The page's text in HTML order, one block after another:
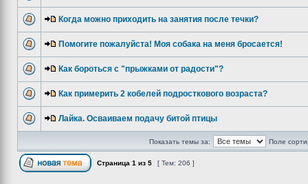
Когда можно приходить на занятия после течки?
Помогите пожалуйста! Моя собака на меня бросается!
Как бороться с "прыжками от радости"?
Как примерить 2 кобелей подросткового возраста?
Лайка. Осваиваем подачу битой птицы
Показать темы за: Поле
Страница 1 из 5 [ Тем: 206 ]